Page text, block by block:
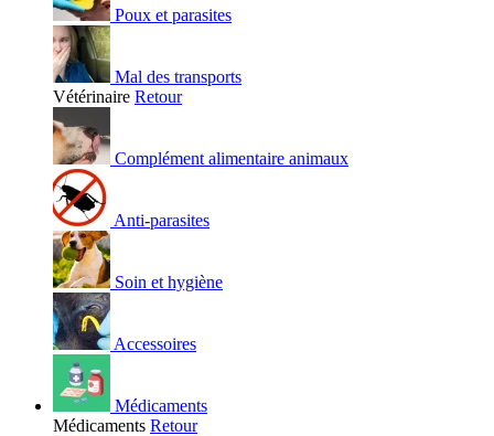
Poux et parasites
Mal des transports
Vétérinaire Retour
Complément alimentaire animaux
Anti-parasites
Soin et hygiène
Accessoires
Médicaments
Médicaments Retour